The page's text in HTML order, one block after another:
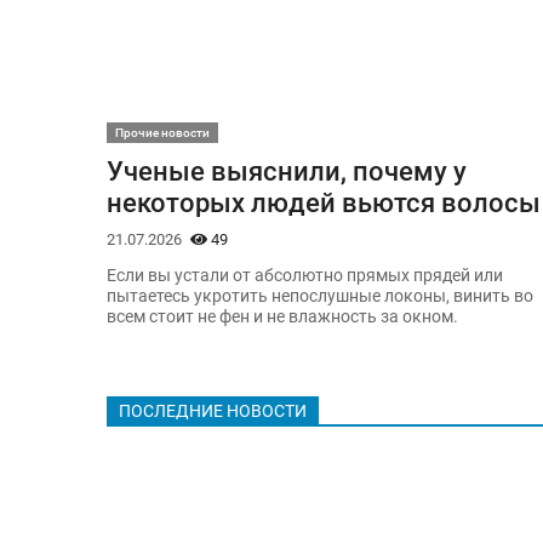
Прочие новости
Ученые выяснили, почему у
некоторых людей вьются волосы
21.07.2026 49
Если вы устали от абсолютно прямых прядей или
пытаетесь укротить непослушные локоны, винить во
всем стоит не фен и не влажность за окном.
ПОСЛЕДНИЕ НОВОСТИ